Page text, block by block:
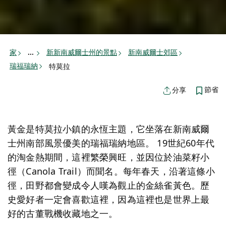
家 ... 新新南威爾士州的景點
新南威爾士郊區
瑞福瑞納
特莫拉
分享 節省
黃金是特莫拉小鎮的永恆主題，它坐落在新南威爾
士州南部風景優美的瑞福瑞納地區。 19世紀60年代
的淘金熱期間，這裡繁榮興旺，並因位於油菜籽小
徑（Canola Trail）而聞名。每年春天，沿著這條小
徑，田野都會變成令人嘆為觀止的金絲雀黃色。歷
史愛好者一定會喜歡這裡，因為這裡也是世界上最
好的古董戰機收藏地之一。